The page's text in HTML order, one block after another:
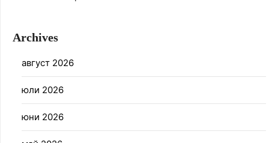
Archives
август 2026
юли 2026
юни 2026